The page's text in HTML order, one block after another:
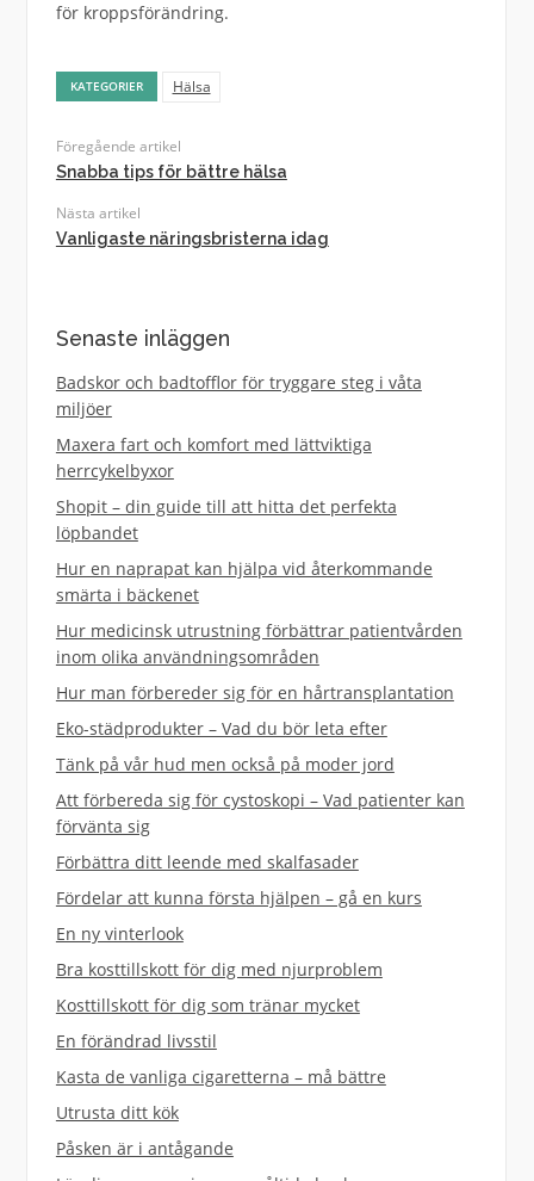
för kroppsförändring.
KATEGORIER Hälsa
Föregående artikel
Snabba tips för bättre hälsa
Nästa artikel
Vanligaste näringsbristerna idag
Senaste inläggen
Badskor och badtofflor för tryggare steg i våta
miljöer
Maxera fart och komfort med lättviktiga
herrcykelbyxor
Shopit – din guide till att hitta det perfekta
löpbandet
Hur en naprapat kan hjälpa vid återkommande
smärta i bäckenet
Hur medicinsk utrustning förbättrar patientvården
inom olika användningsområden
Hur man förbereder sig för en hårtransplantation
Eko-städprodukter – Vad du bör leta efter
Tänk på vår hud men också på moder jord
Att förbereda sig för cystoskopi – Vad patienter kan
förvänta sig
Förbättra ditt leende med skalfasader
Fördelar att kunna första hjälpen – gå en kurs
En ny vinterlook
Bra kosttillskott för dig med njurproblem
Kosttillskott för dig som tränar mycket
En förändrad livsstil
Kasta de vanliga cigaretterna – må bättre
Utrusta ditt kök
Påsken är i antågande